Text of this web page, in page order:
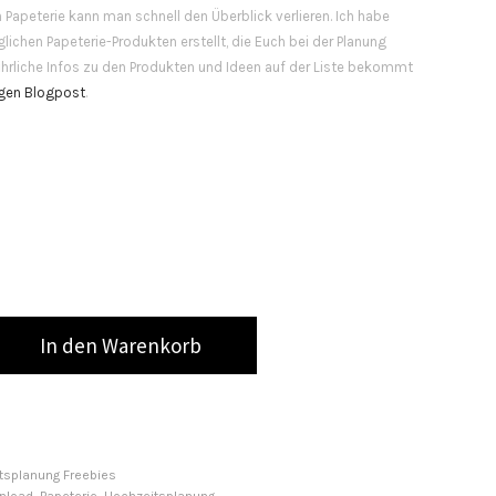
Papeterie kann man schnell den Überblick verlieren. Ich habe
Papeterie-Produkten erstellt, die Euch bei der Planung
Infos zu den Produkten und Ideen auf der Liste bekommt
Blogpost.
In den Warenkorb
Freebies